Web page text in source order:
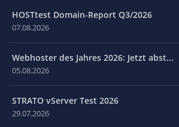
HOSTtest Domain-Report Q3/2026
07.08.2026
Webhoster des Jahres 2026: Jetzt abst...
05.08.2026
STRATO vServer Test 2026
29.07.2026